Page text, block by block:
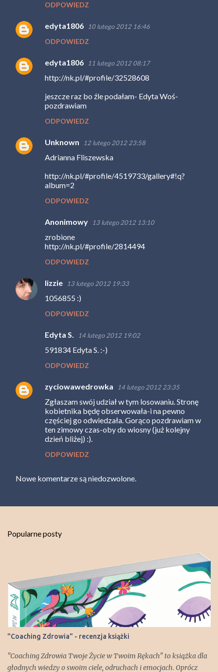
ODPOWIEDZ
edyta1806 10 lutego 2012 16:46
ODPOWIEDZ
edyta1806 11 lutego 2012 08:17
http://nk.pl/#profile/32528608
jeszcze raz bo źle podałam- Edyta Woś-
pozdrawiam
ODPOWIEDZ
Unknown 12 lutego 2012 23:58
Adrianna Fliszewska
http://nk.pl/#profile/4519733/gallery#!q?
album=2
ODPOWIEDZ
Anonimowy 13 lutego 2012 13:10
zrobione
http://nk.pl/#profile/2814494
ODPOWIEDZ
lizzie 13 lutego 2012 19:33
1056855 :)
ODPOWIEDZ
Edyta S. 14 lutego 2012 19:02
591834 Edyta S. :-)
ODPOWIEDZ
zyciowawedrowka 14 lutego 2012 23:35
Zgłaszam swój udział w tym losowaniu. Stronę
kobietnika będę obserwowała-i na pewno
częściej go odwiedzała. Gorąco pozdrawiam w
ten zimowy czas-oby do wiosny (już kolejny
dzień bliżej) :).
ODPOWIEDZ
Nowe komentarze są niedozwolone.
Popularne posty
"Coaching Zdrowia" - recenzja książki
"Coaching Zdrowia Twoje Życie w Twoim Rękach" to książka dla
głodnych wiedzy o swoim ciele, odruchach i emocjach. Oprócz